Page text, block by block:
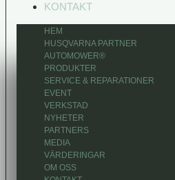
KONTAKT
HEM
HUSQVARNA PARTNER
AUTOMOWER®
PRODUKTER
SERVICE & REPARATIONER
EVENT
VERKSTAD
NYHETER
PARTNERS
MEDIA
VÄRDERINGAR
OM OSS